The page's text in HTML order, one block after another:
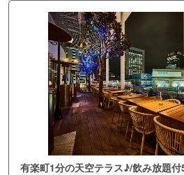
有楽町1分の天空テラス♪/飲み放題付